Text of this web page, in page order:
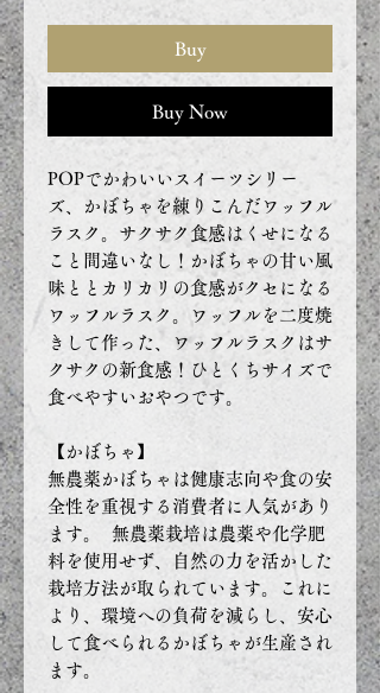
Buy
Buy Now
POPでかわいいスイーツシリー
ズ、かぼちゃを練りこんだワッフル
ラスク。サクサク食感はくせになる
こと間違いなし！かぼちゃの甘い風
味ととカリカリの食感がクセになる
ワッフルラスク。ワッフルを二度焼
きして作った、ワッフルラスクはサ
クサクの新食感！ひとくちサイズで
食べやすいおやつです。
【かぼちゃ】
無農薬かぼちゃは健康志向や食の安
全性を重視する消費者に人気があり
ます。 無農薬栽培は農薬や化学肥
料を使用せず、自然の力を活かした
栽培方法が取られています。これに
より、環境への負荷を減らし、安心
して食べられるかぼちゃが生産され
ます。